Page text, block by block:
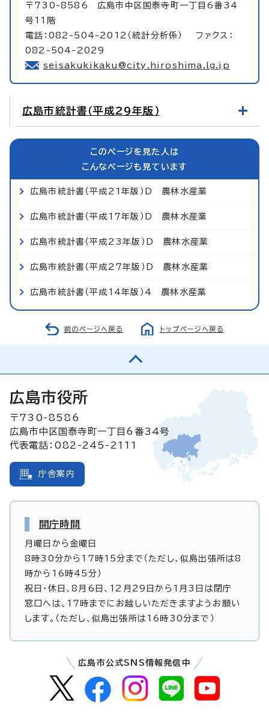
〒730-8586 広島市中区国泰寺町一丁目6番34
号11階
電話：082-504-2012（統計分析係） ファクス：
082-504-2029
seisakukikaku@city.hiroshima.lg.jp
広島市統計書（平成29年版）
このページを見た人は
こんなページも見ています
広島市統計書（平成21年版）D 農林水産業
広島市統計書（平成17年版）D 農林水産業
広島市統計書（平成23年版）D 農林水産業
広島市統計書（平成27年版）D 農林水産業
広島市統計書（平成14年版）4 農林水産業
前のページへ戻る トップページへ戻る
広島市役所
〒730-8586
広島市中区国泰寺町一丁目6番34号
代表電話：082-245-2111
庁舎案内
開庁時間
月曜日から金曜日
8時30分から17時15分まで（ただし、似島出張所は8
時から16時45分）
祝日・休日、8月6日、12月29日から1月3日は閉庁
窓口へは、17時までにお越しいただきますようお願い
します。（ただし、似島出張所は16時30分まで）
広島市公式SNS情報発信中